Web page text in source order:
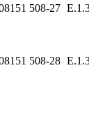
508-27
508-28